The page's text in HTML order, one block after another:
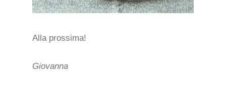
Alla prossima!
Giovanna